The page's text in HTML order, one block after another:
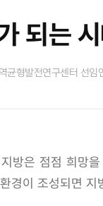
되는
균형발전연구센터 선임
방은 점점 희망
경이 조성되면